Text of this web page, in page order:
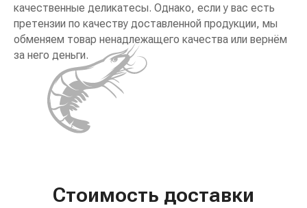
качественные деликатесы. Однако, если у вас есть
претензии по качеству доставленной продукции, мы
обменяем товар ненадлежащего качества или вернём
за него деньги.
Стоимость доставки